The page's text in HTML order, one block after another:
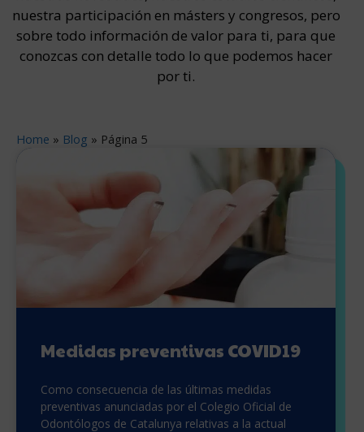
nuestra participación en másters y congresos, pero
sobre todo información de valor para ti, para que
conozcas con detalle todo lo que podemos hacer
por ti.
Home » Blog » Página 5
Medidas preventivas COVID19
Como consecuencia de las últimas medidas
preventivas anunciadas por el Colegio Oficial de
Odontólogos de Catalunya relativas a la actual